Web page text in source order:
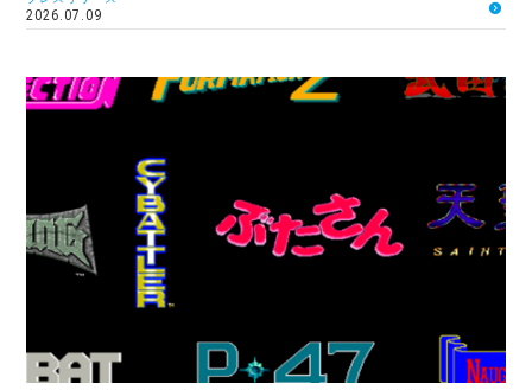
2026.07.09